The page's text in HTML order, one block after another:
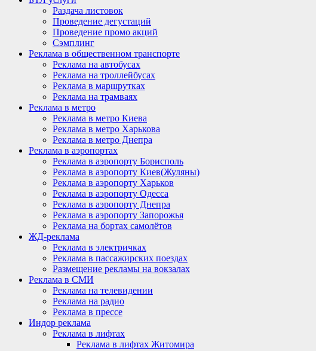
Раздача листовок
Проведение дегустаций
Проведение промо акций
Сэмплинг
Реклама в общественном транспорте
Реклама на автобусах
Реклама на троллейбусах
Реклама в маршрутках
Реклама на трамваях
Реклама в метро
Реклама в метро Киева
Реклама в метро Харькова
Реклама в метро Днепра
Реклама в аэропортах
Реклама в аэропорту Борисполь
Реклама в аэропорту Киев(Жуляны)
Реклама в аэропорту Харьков
Реклама в аэропорту Одесса
Реклама в аэропорту Днепра
Реклама в аэропорту Запорожья
Реклама на бортах самолётов
ЖД-реклама
Реклама в электричках
Реклама в пассажирских поездах
Размещение рекламы на вокзалах
Реклама в СМИ
Реклама на телевидении
Реклама на радио
Реклама в прессе
Индор реклама
Реклама в лифтах
Реклама в лифтах Житомира